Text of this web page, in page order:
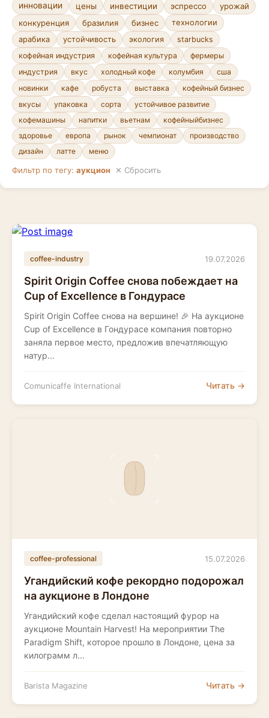
инновации
цены инвестиции эспрессо
урожай
конкуренция
бразилия бизнес
технологии
арабика
устойчивость экология
starbucks
кофейная индустрия
кофейная культура
фермеры
индустрия
вкус холодный кофе колумбия
сша
новинки
кафе робуста выставка
кофейный бизнес
вкусы
упаковка сорта
устойчивое развитие
кофемашины
напитки вьетнам
кофейныйбизнес
здоровье
европа рынок чемпионат
производство
дизайн
латте меню
Фильтр по тегу: аукцион ✕ Сбросить
coffee-industry 19.07.2026
Spirit Origin Coffee снова побеждает на
Cup of Excellence в Гондурасе
Spirit Origin Coffee снова на вершине! 🎉 На аукционе
Cup of Excellence в Гондурасе компания повторно
заняла первое место, предложив впечатляющую
натур...
Comunicaffe International Читать →
coffee-professional 15.07.2026
Угандийский кофе рекордно подорожал
на аукционе в Лондоне
Угандийский кофе сделал настоящий фурор на
аукционе Mountain Harvest! На мероприятии The
Paradigm Shift, которое прошло в Лондоне, цена за
килограмм л...
Barista Magazine Читать →